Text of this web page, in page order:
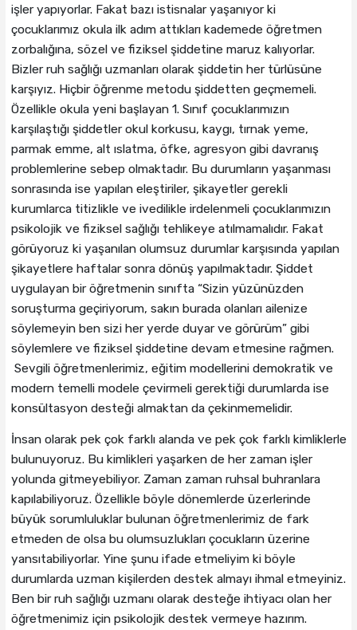
işler yapıyorlar. Fakat bazı istisnalar yaşanıyor ki
çocuklarımız okula ilk adım attıkları kademede öğretmen
zorbalığına, sözel ve fiziksel şiddetine maruz kalıyorlar.
Bizler ruh sağlığı uzmanları olarak şiddetin her türlüsüne
karşıyız. Hiçbir öğrenme metodu şiddetten geçmemeli.
Özellikle okula yeni başlayan 1. Sınıf çocuklarımızın
karşılaştığı şiddetler okul korkusu, kaygı, tırnak yeme,
parmak emme, alt ıslatma, öfke, agresyon gibi davranış
problemlerine sebep olmaktadır. Bu durumların yaşanması
sonrasında ise yapılan eleştiriler, şikayetler gerekli
kurumlarca titizlikle ve ivedilikle irdelenmeli çocuklarımızın
psikolojik ve fiziksel sağlığı tehlikeye atılmamalıdır. Fakat
görüyoruz ki yaşanılan olumsuz durumlar karşısında yapılan
şikayetlere haftalar sonra dönüş yapılmaktadır. Şiddet
uygulayan bir öğretmenin sınıfta “Sizin yüzünüzden
soruşturma geçiriyorum, sakın burada olanları ailenize
söylemeyin ben sizi her yerde duyar ve görürüm” gibi
söylemlere ve fiziksel şiddetine devam etmesine rağmen.
Sevgili öğretmenlerimiz, eğitim modellerini demokratik ve
modern temelli modele çevirmeli gerektiği durumlarda ise
konsültasyon desteği almaktan da çekinmemelidir.
İnsan olarak pek çok farklı alanda ve pek çok farklı kimliklerle
bulunuyoruz. Bu kimlikleri yaşarken de her zaman işler
yolunda gitmeyebiliyor. Zaman zaman ruhsal buhranlara
kapılabiliyoruz. Özellikle böyle dönemlerde üzerlerinde
büyük sorumluluklar bulunan öğretmenlerimiz de fark
etmeden de olsa bu olumsuzlukları çocukların üzerine
yansıtabiliyorlar. Yine şunu ifade etmeliyim ki böyle
durumlarda uzman kişilerden destek almayı ihmal etmeyiniz.
Ben bir ruh sağlığı uzmanı olarak desteğe ihtiyacı olan her
öğretmenimiz için psikolojik destek vermeye hazırım.